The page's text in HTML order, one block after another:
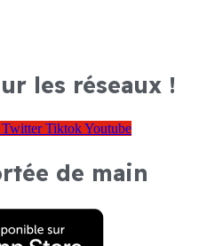
les réseaux !
Twitter TiktokYoutube
de main